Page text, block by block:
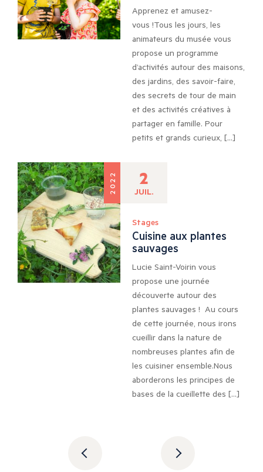
Apprenez et amusez-
vous !Tous les jours, les
animateurs du musée vous
propose un programme
d’activités autour des maisons,
des jardins, des savoir-faire,
des secrets de tour de main
et des activités créatives à
partager en famille. Pour
petits et grands curieux, […]
2022 2
JUIL.
Stages
Cuisine aux plantes
sauvages
Lucie Saint-Voirin vous
propose une journée
découverte autour des
plantes sauvages ! Au cours
de cette journée, nous irons
cueillir dans la nature de
nombreuses plantes afin de
les cuisiner ensemble.Nous
aborderons les principes de
bases de la cueillette des […]